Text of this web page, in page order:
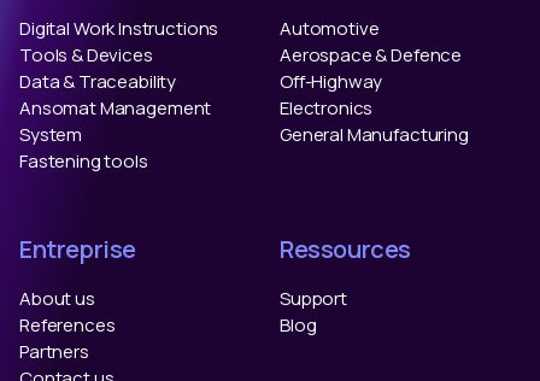
Digital Work Instructions
Tools & Devices
Data & Traceability
Ansomat Management
System
Fastening tools
Automotive
Aerospace & Defence
Off-Highway
Electronics
General Manufacturing
Entreprise
About us
References
Partners
Ressources
Support
Blog